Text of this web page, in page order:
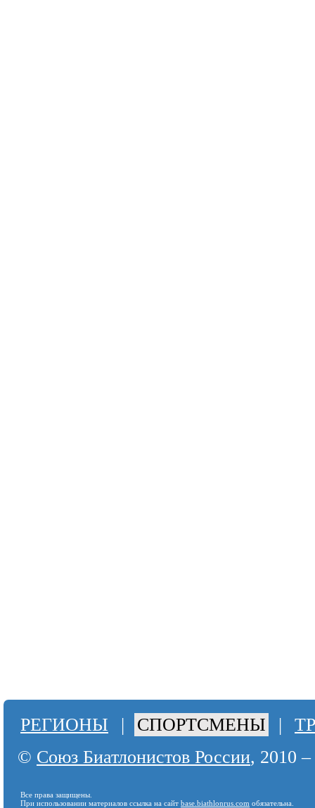
РЕГИОНЫ | СПОРТСМЕНЫ |
© Союз Биатлонистов России, 2010
Все права защищены.
При использовании материалов ссылка на сайт base.biathlonrus.com обязательна.